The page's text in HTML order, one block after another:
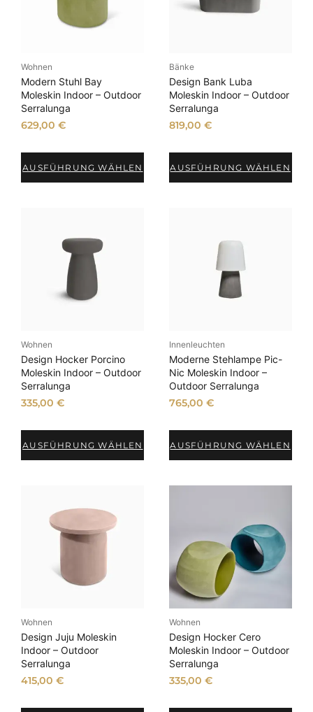
Wohnen
Modern Stuhl Bay
Moleskin Indoor – Outdoor
Serralunga
629,00€
AUSFÜHRUNG WÄHLEN
Bänke
Design Bank Luba
Moleskin Indoor – Outdoor
Serralunga
819,00 €
AUSFÜHRUNG WÄHLEN
Wohnen
Design Hocker Porcino
Moleskin Indoor – Outdoor
Serralunga
335,00€
AUSFÜHRUNG WÄHLEN
Innenleuchten
Moderne Stehlampe Pic-
Nic Moleskin Indoor –
Outdoor Serralunga
765,00 €
AUSFÜHRUNG WÄHLEN
Wohnen
Design Juju Moleskin
Indoor – Outdoor
Serralunga
415,00€
Wohnen
Design Hocker Cero
Moleskin Indoor – Outdoor
Serralunga
335,00 €